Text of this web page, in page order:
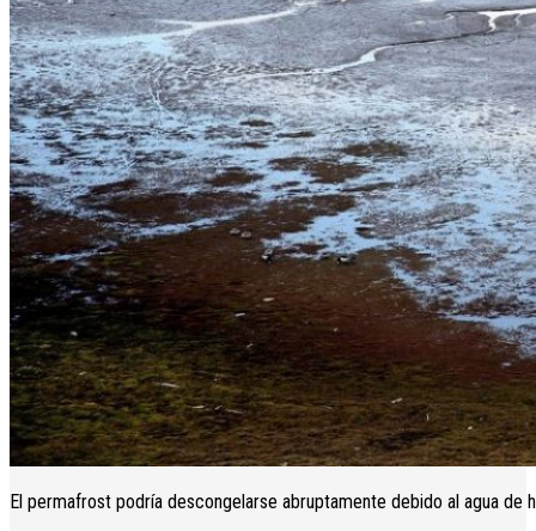
El permafrost podría descongelarse abruptamente debido al agua de